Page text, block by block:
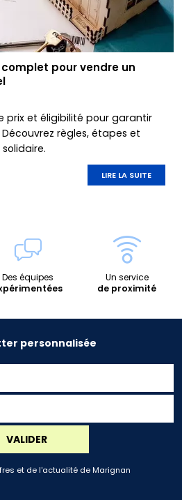
complet pour vendre un
prix et éligibilité pour garantir
règles, étapes et
LIRE LA SUITE
Des équipes
Un service
de proximité
personnalisée
VALIDER
et de l'actualité de Marignan